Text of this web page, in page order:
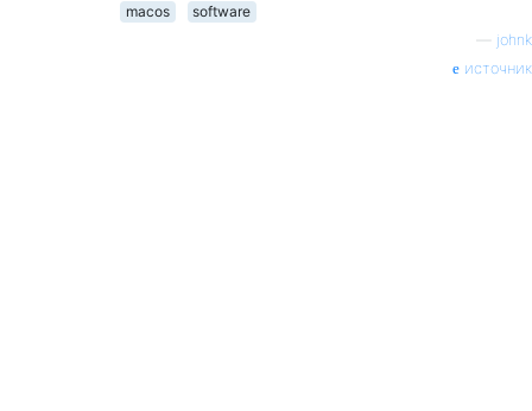
macos
software
johnk
источник